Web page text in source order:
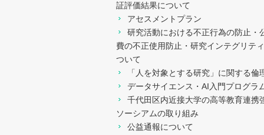
証評価結果について
アセスメントプラン
研究活動における不正行為の防止・
費の不正使用防止・研究インテグリテ
ついて
「人を対象とする研究」に関する倫
データサイエンス・AI入門プログラ
千代田区内近接大学の高等教育連携
ソーシアムの取り組み
公益通報について